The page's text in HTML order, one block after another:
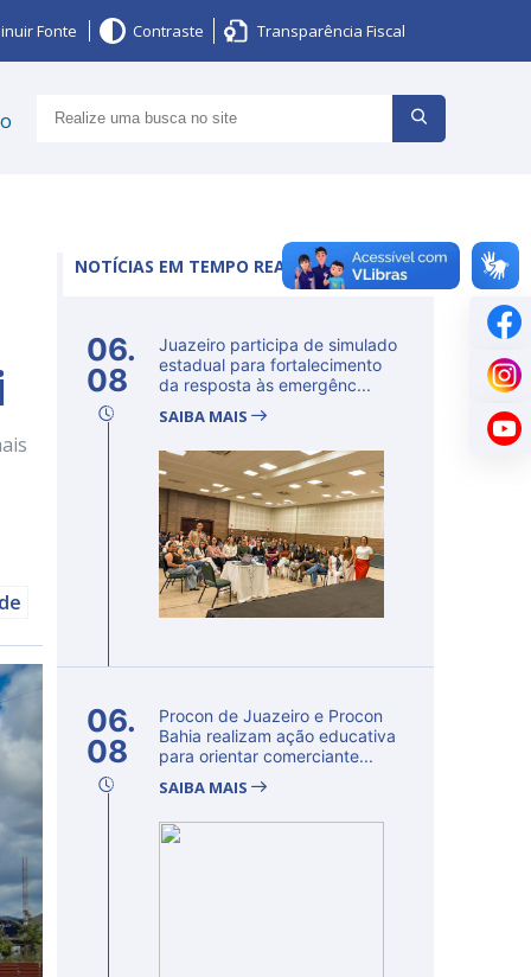
Fonte Contraste Transparência Fiscal
NOTÍCIAS EM TEMPO REAL
06.
08
Juazeiro participa de simulado
estadual para fortalecimento
da resposta às emergênc...
SAIBA MAIS
06.
08
Procon de Juazeiro e Procon
Bahia realizam ação educativa
para orientar comerciante...
SAIBA MAIS